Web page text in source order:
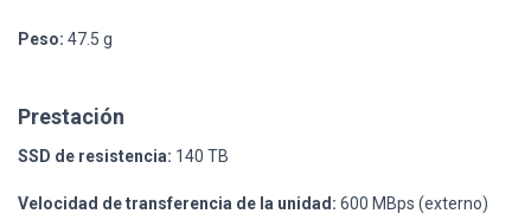
Peso: 47.5 g
Prestación
SSD de resistencia: 140 TB
Velocidad de transferencia de la unidad: 600 MBps (externo)